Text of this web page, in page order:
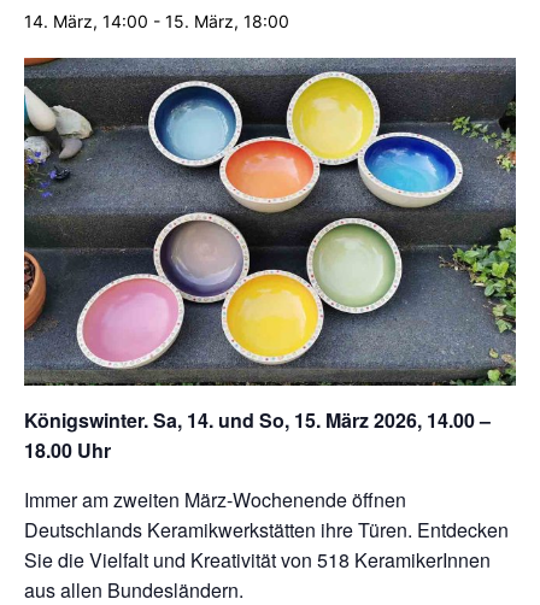
14. März, 14:00 - 15. März, 18:00
Königswinter. Sa, 14. und So, 15. März 2026, 14.00 –
18.00 Uhr
Immer am zweiten März-Wochenende öffnen
Deutschlands Keramikwerkstätten ihre Türen. Entdecken
Sie die Vielfalt und Kreativität von 518 KeramikerInnen
aus allen Bundesländern.